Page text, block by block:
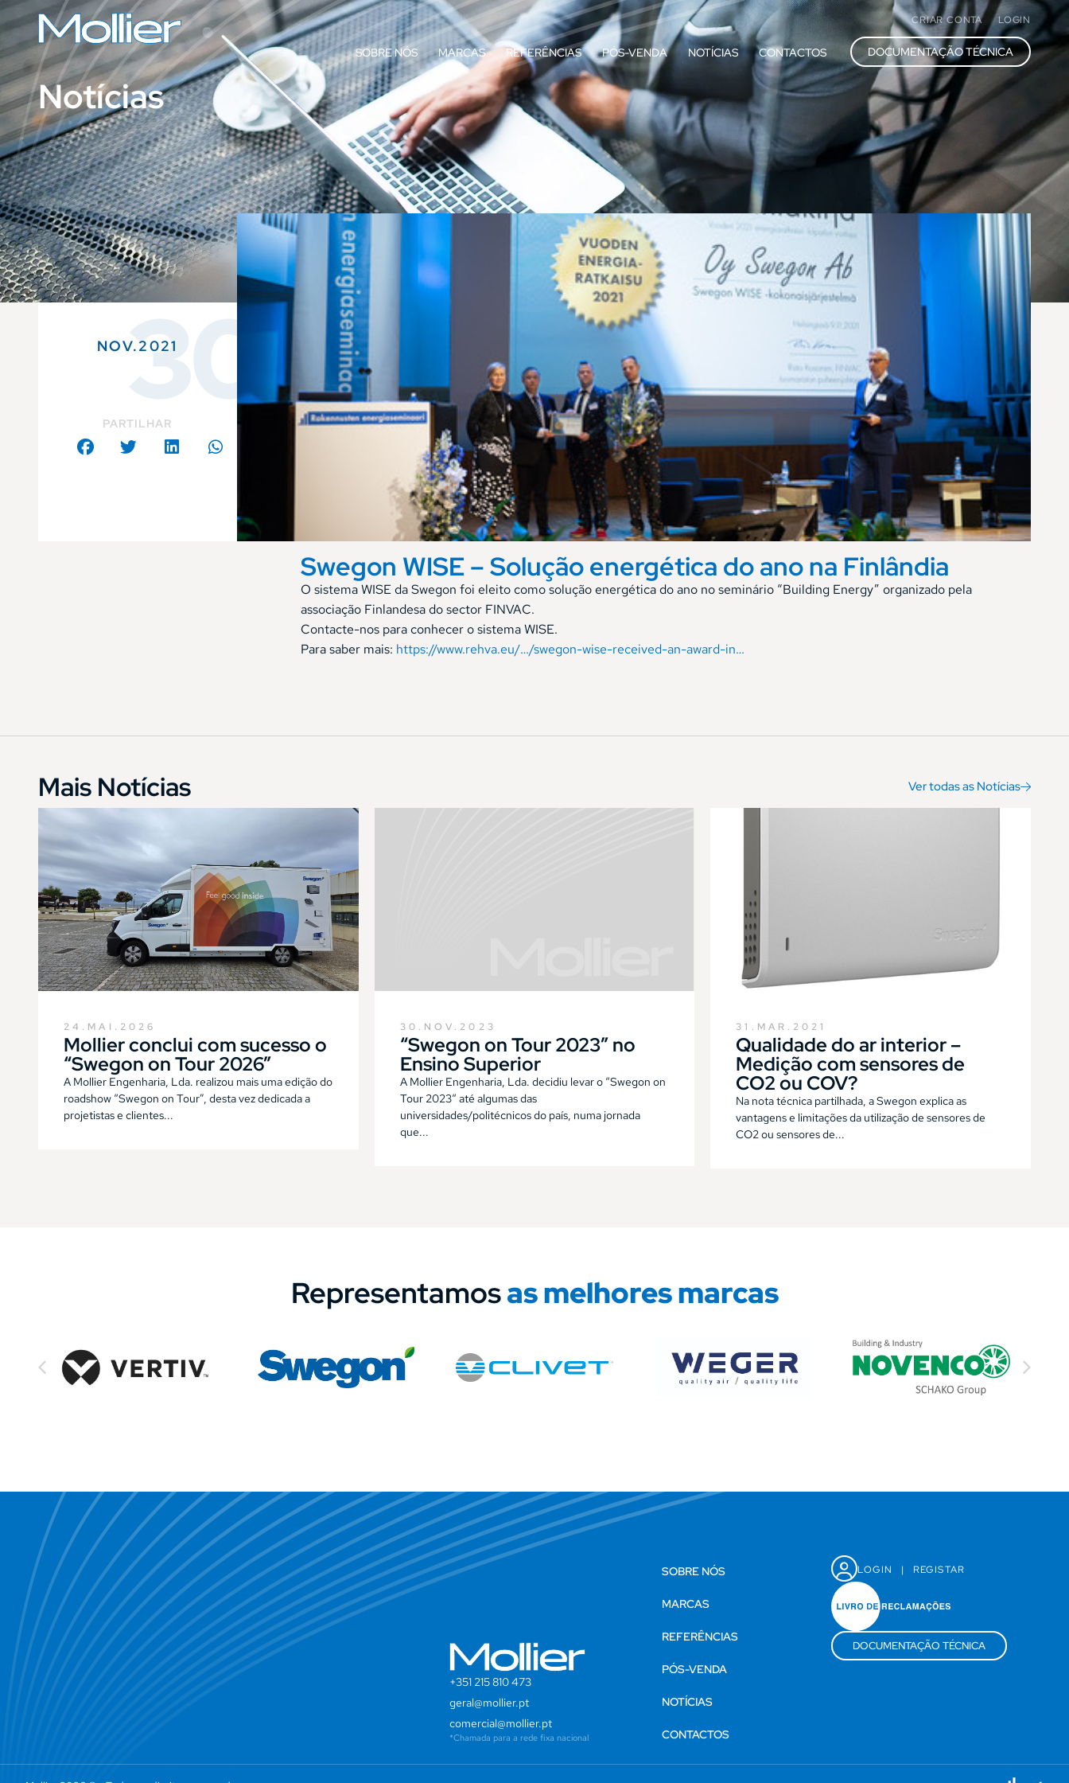
CRIAR CONTA LOGIN
SOBRE NÓS MARCAS REFERÊNCIAS PÓS-VENDA NOTÍCIAS CONTACTOS DOCUMENTAÇÃO TÉCNICA
Notícias
30
NOV.2021
PARTILHAR
Swegon WISE – Solução energética do ano na Finlândia
O sistema WISE da Swegon foi eleito como solução energética do ano no seminário “Building Energy” organizado pela
associação Finlandesa do sector FINVAC.
Contacte-nos para conhecer o sistema WISE.
Para saber mais: https://www.rehva.eu/…/swegon-wise-received-an-award-in…
Mais Notícias Ver todas as Notícias
24.MAI.2026
Mollier conclui com sucesso o
“Swegon on Tour 2026”
A Mollier Engenharia, Lda. realizou mais uma edição do
roadshow “Swegon on Tour”, desta vez dedicada a
projetistas e clientes...
30.NOV.2023
“Swegon on Tour 2023” no
Ensino Superior
A Mollier Engenharia, Lda. decidiu levar o “Swegon on
Tour 2023“ até algumas das
universidades/politécnicos do país, numa jornada
que...
31.MAR.2021
Qualidade do ar interior –
Medição com sensores de
CO2 ou COV?
Na nota técnica partilhada, a Swegon explica as
vantagens e limitações da utilização de sensores de
CO2 ou sensores de...
Representamosas melhores marcas
+351 215 810 473
geral@mollier.pt
comercial@mollier.pt
*Chamada para a rede fixa nacional
SOBRE NÓS
MARCAS
REFERÊNCIAS
PÓS-VENDA
NOTÍCIAS
CONTACTOS
LOGIN | REGISTAR
DOCUMENTAÇÃO TÉCNICA